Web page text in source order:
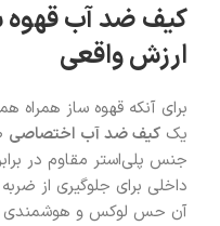
کیف ضد آب قهوه
ارزش واقعی
برای آنکه قهوه ساز همراه
یک کیف ضد آب اختصاصی
جنس پلی‌استر مقاوم در
داخلی برای جلوگیری از
آن حس لوکس و هوشمندی